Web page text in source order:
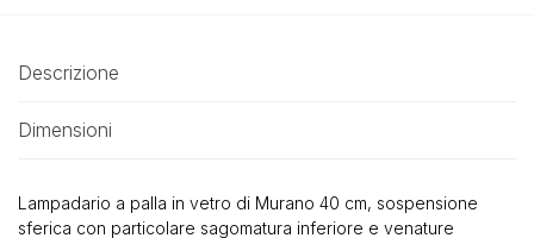
Descrizione
Dimensioni
Lampadario a palla in vetro di Murano 40 cm, sospensione
sferica con particolare sagomatura inferiore e venature